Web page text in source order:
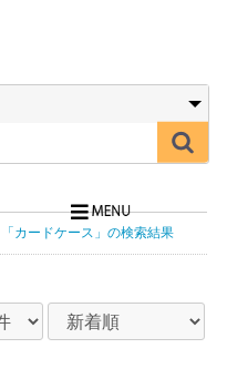
「カードケース」の検索結果